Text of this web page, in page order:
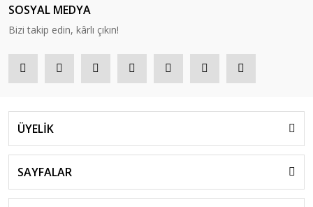
SOSYAL MEDYA
Bizi takip edin, kârlı çıkın!
ÜYELİK
SAYFALAR